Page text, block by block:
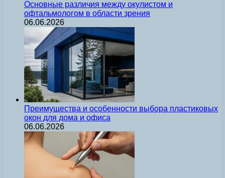
Основные различия между окулистом и
офтальмологом в области зрения
06.06.2026
Преимущества и особенности выбора пластиковых
окон для дома и офиса
06.06.2026